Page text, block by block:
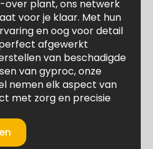
plant, ons netwerk
voor je klaar. Met hun
en oog voor detail
afgewerkt
van beschadigde
van gyproc, onze
nemen elk aspect van
met zorg en precisie